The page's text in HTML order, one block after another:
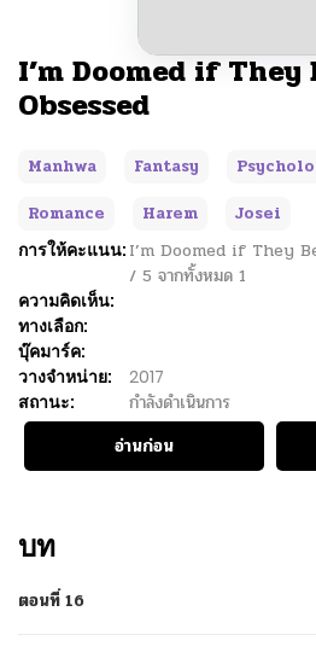
I’m Doomed if They
Obsessed
Manhwa Fantasy
Romance
Harem
Josei
การให้คะแนน: I’m Doomed if They
/ 5 จากทั้งหมด 1
ความคิดเห็น:
ทางเลือก:
บุ๊คมาร์ค:
วางจำหน่าย:
2017
สถานะ:
กำลังดำเนินการ
อ่านก่อน
บท
ตอนที่ 16